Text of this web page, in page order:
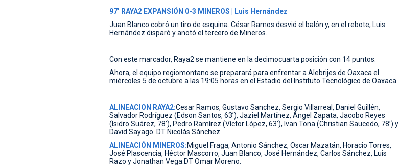
97’ RAYA2 EXPANSIÓN 0-3 MINEROS | Luis Hernández
Juan Blanco cobró un tiro de esquina. César Ramos desvió el balón y, en el rebote, Luis
Hernández disparó y anotó el tercero de Mineros.
Con este marcador, Raya2 se mantiene en la decimocuarta posición con 14 puntos.
Ahora, el equipo regiomontano se preparará para enfrentar a Alebrijes de Oaxaca el
miércoles 5 de octubre a las 19:05 horas en el Estadio del Instituto Tecnológico de Oaxaca.
ALINEACION RAYA2:Cesar Ramos, Gustavo Sanchez, Sergio Villarreal, Daniel Guillén,
Salvador Rodríguez (Edson Santos, 63’), Jaziel Martínez, Ángel Zapata, Jacobo Reyes
(Isidro Suárez, 78’), Pedro Ramírez (Víctor López, 63’), Ivan Tona (Christian Saucedo, 78’) y
David Sayago. DT Nicolás Sánchez.
ALINEACIÓN MINEROS:Miguel Fraga, Antonio Sánchez, Oscar Mazatán, Horacio Torres,
José Plascencia, Héctor Mascorro, Juan Blanco, José Hernández, Carlos Sánchez, Luis
Razo y Jonathan Vega.DT Omar Moreno.